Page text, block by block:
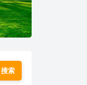
搜索